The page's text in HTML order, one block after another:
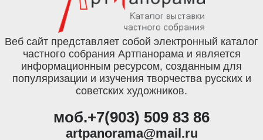
Веб сайт представляет собой электронный каталог
частного собрания Артпанорама и является
информационным ресурсом, созданным для
популяризации и изучения творчества русских и
советских художников.
моб.+7(903) 509 83 86
artpanorama@mail.ru